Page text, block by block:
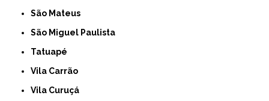
São Mateus
São Miguel Paulista
Tatuapé
Vila Carrão
Vila Curuçá